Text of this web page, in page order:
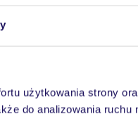
użytkowania strony
do analizowania ruchu
dla dzieci zapewnia zdrową